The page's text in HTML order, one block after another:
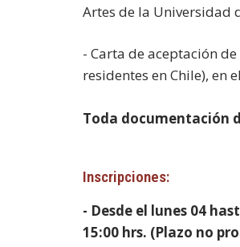
Artes de la Universidad
- Carta de aceptación
residentes en Chile), en
Toda documentación
Inscripciones:
- Desde el lunes 04
15:00 hrs. (Plazo no